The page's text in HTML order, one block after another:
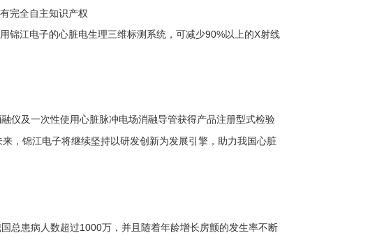
完全自主知识产权
锦江电子的心脏电生理三维标测系统，可减少90%以上的X射线
仪及一次性使用心脏脉冲电场消融导管获得产品注册型式检验
，锦江电子将继续坚持以研发创新为发展引擎，助力我国心脏
总患病人数超过1000万，并且随着年龄增长房颤的发生率不断